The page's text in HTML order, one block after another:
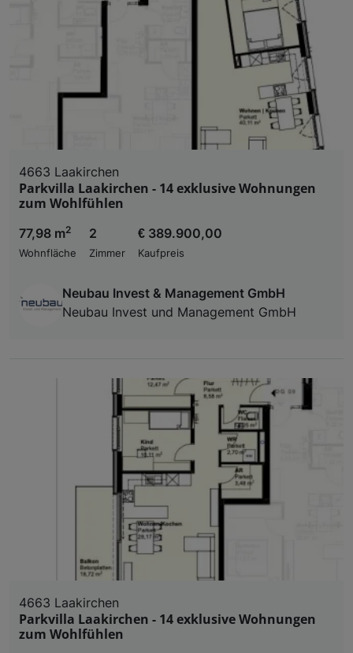
4663 Laakirchen
Parkvilla Laakirchen - 14 exklusive Wohnungen
zum Wohlfühlen
77,98 m2
Wohnfläche
2
Zimmer
€ 389.900,00
Kaufpreis
Neubau Invest & Management GmbH
Neubau Invest und Management GmbH
4663 Laakirchen
Parkvilla Laakirchen - 14 exklusive Wohnungen
zum Wohlfühlen